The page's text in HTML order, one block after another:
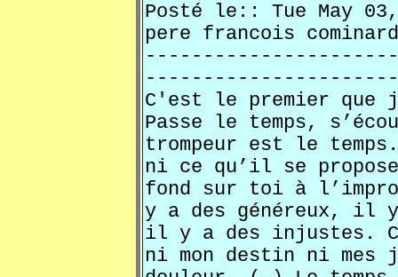
Posté le:: Tue May
pere francois
----------------------
C'est le premier que
Passe le temps,
trompeur est le
ni ce qu’il se propose
fond sur toi à
y a des généreux, il
il y a des injustes.
ni mon destin ni